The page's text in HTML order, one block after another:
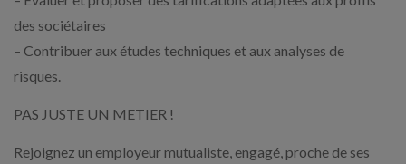
des sociétaires
– Contribuer aux études techniques et aux analyses de
risques.
PAS JUSTE UN METIER !
Rejoignez un employeur mutualiste, engagé, proche de ses